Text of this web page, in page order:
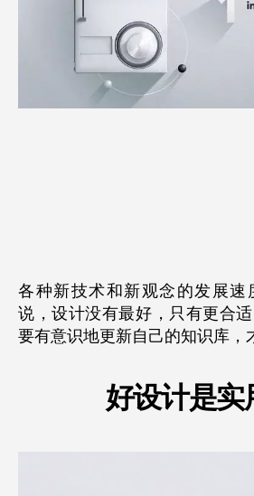
各种新技术和新观念的发展速
说，设计没有最好，只有更合
要有意识地更新自己的知识库，
好设计是实